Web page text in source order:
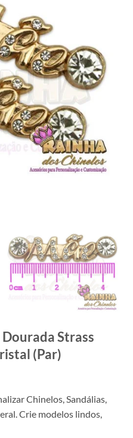
Strass
(Par)
Chinelos, Sandálias,
Crie modelos lindos,